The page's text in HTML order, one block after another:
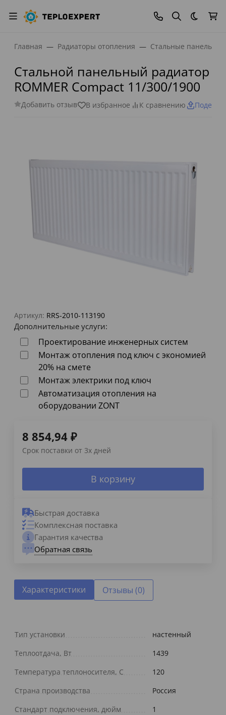
Темная
Главная Радиаторы отопления Стальные
Стальной панельный радиатор
ROMMER Compact 11/300/1900
Добавить отзыв В избранное К сравнению
Артикул: RRS-2010-113190
Дополнительные услуги:
Проектирование инженерных систем
Монтаж отопления под ключ с экономией
20% на смете
Монтаж электрики под ключ
Автоматизация отопления на
оборудовании ZONT
8 854,94 ₽
Срок поставки от 3х дней
В корзину
Быстрая доставка
Комплексная поставка
Гарантия качества
Обратная связь
Характеристики Отзывы (0)
Тип установки
настенный
Теплоотдача, Вт
1439
Температура теплоносителя, С
120
Страна производства
Россия
Стандарт подключения, дюйм
1